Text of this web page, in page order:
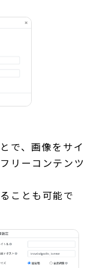
で、画像をサイ
リーコンテンツ
ことも可能で